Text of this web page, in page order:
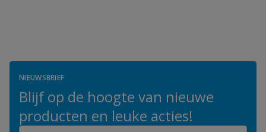
NIEUWSBRIEF
Blijf op de hoogte van nieuwe
producten en leuke acties!